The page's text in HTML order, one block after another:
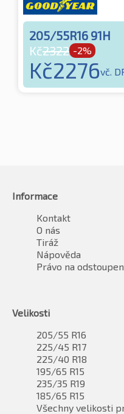
205/55R16 91H
Kč2322 -2%
Kč2276vč.
Informace
Kontakt
O nás
Tiráž
Nápověda
Právo na
Velikosti
205/55 R16
225/45 R17
225/40 R18
195/65 R15
235/35 R19
185/65 R15
Všechny velikosti